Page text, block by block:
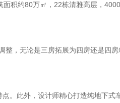
积约80万㎡，22栋清雅高层，
，无论是三房拓展为四房还是四
。此外，设计师精心打造纯地下式